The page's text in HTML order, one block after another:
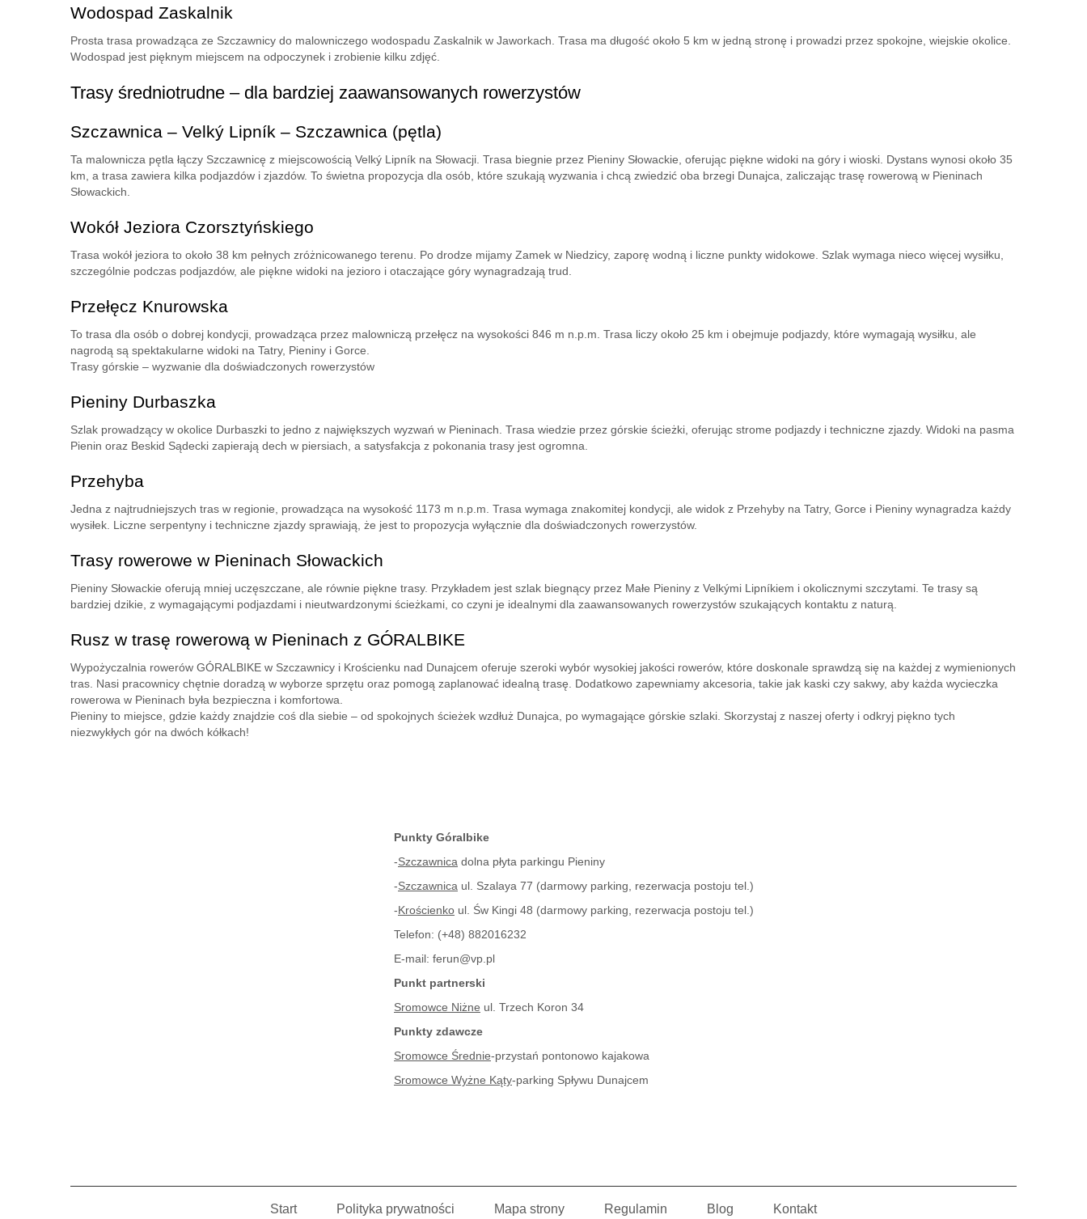
Wodospad Zaskalnik
Prosta trasa prowadząca ze Szczawnicy do malowniczego wodospadu Zaskalnik w Jaworkach. Trasa ma długość około 5 km w jedną stronę i prowadzi przez spokojne, wiejskie okolice.
Wodospad jest pięknym miejscem na odpoczynek i zrobienie kilku zdjęć.
Trasy średniotrudne – dla bardziej zaawansowanych rowerzystów
Szczawnica – Velký Lipník – Szczawnica (pętla)
Ta malownicza pętla łączy Szczawnicę z miejscowością Velký Lipník na Słowacji. Trasa biegnie przez Pieniny Słowackie, oferując piękne widoki na góry i wioski. Dystans wynosi około 35
km, a trasa zawiera kilka podjazdów i zjazdów. To świetna propozycja dla osób, które szukają wyzwania i chcą zwiedzić oba brzegi Dunajca, zaliczając trasę rowerową w Pieninach
Słowackich.
Wokół Jeziora Czorsztyńskiego
Trasa wokół jeziora to około 38 km pełnych zróżnicowanego terenu. Po drodze mijamy Zamek w Niedzicy, zaporę wodną i liczne punkty widokowe. Szlak wymaga nieco więcej wysiłku,
szczególnie podczas podjazdów, ale piękne widoki na jezioro i otaczające góry wynagradzają trud.
Przełęcz Knurowska
To trasa dla osób o dobrej kondycji, prowadząca przez malowniczą przełęcz na wysokości 846 m n.p.m. Trasa liczy około 25 km i obejmuje podjazdy, które wymagają wysiłku, ale
nagrodą są spektakularne widoki na Tatry, Pieniny i Gorce.
Trasy górskie – wyzwanie dla doświadczonych rowerzystów
Pieniny Durbaszka
Szlak prowadzący w okolice Durbaszki to jedno z największych wyzwań w Pieninach. Trasa wiedzie przez górskie ścieżki, oferując strome podjazdy i techniczne zjazdy. Widoki na pasma
Pienin oraz Beskid Sądecki zapierają dech w piersiach, a satysfakcja z pokonania trasy jest ogromna.
Przehyba
Jedna z najtrudniejszych tras w regionie, prowadząca na wysokość 1173 m n.p.m. Trasa wymaga znakomitej kondycji, ale widok z Przehyby na Tatry, Gorce i Pieniny wynagradza każdy
wysiłek. Liczne serpentyny i techniczne zjazdy sprawiają, że jest to propozycja wyłącznie dla doświadczonych rowerzystów.
Trasy rowerowe w Pieninach Słowackich
Pieniny Słowackie oferują mniej uczęszczane, ale równie piękne trasy. Przykładem jest szlak biegnący przez Małe Pieniny z Velkými Lipníkiem i okolicznymi szczytami. Te trasy są
bardziej dzikie, z wymagającymi podjazdami i nieutwardzonymi ścieżkami, co czyni je idealnymi dla zaawansowanych rowerzystów szukających kontaktu z naturą.
Rusz w trasę rowerową w Pieninach z GÓRALBIKE
Wypożyczalnia rowerów GÓRALBIKE w Szczawnicy i Krościenku nad Dunajcem oferuje szeroki wybór wysokiej jakości rowerów, które doskonale sprawdzą się na każdej z wymienionych
tras. Nasi pracownicy chętnie doradzą w wyborze sprzętu oraz pomogą zaplanować idealną trasę. Dodatkowo zapewniamy akcesoria, takie jak kaski czy sakwy, aby każda wycieczka
rowerowa w Pieninach była bezpieczna i komfortowa.
Pieniny to miejsce, gdzie każdy znajdzie coś dla siebie – od spokojnych ścieżek wzdłuż Dunajca, po wymagające górskie szlaki. Skorzystaj z naszej oferty i odkryj piękno tych
niezwykłych gór na dwóch kółkach!
Punkty Góralbike
-Szczawnica dolna płyta parkingu Pieniny
-Szczawnica ul. Szalaya 77 (darmowy parking, rezerwacja postoju tel.)
-Krościenko ul. Św Kingi 48 (darmowy parking, rezerwacja postoju tel.)
Telefon: (+48) 882016232
E-mail: ferun@vp.pl
Punkt partnerski
Sromowce Niżne ul. Trzech Koron 34
Punkty zdawcze
Sromowce Średnie-przystań pontonowo kajakowa
Sromowce Wyżne Kąty-parking Spływu Dunajcem
Start Polityka prywatności Mapa strony Regulamin Blog Kontakt